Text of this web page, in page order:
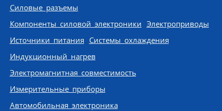
Skip to content
Силовые разъемы
Компоненты силовой электроники Электроприводы
Источники питания Системы охлаждения
Индукционный нагрев
Электромагнитная совместимость
Измерительные приборы
Автомобильная электроника